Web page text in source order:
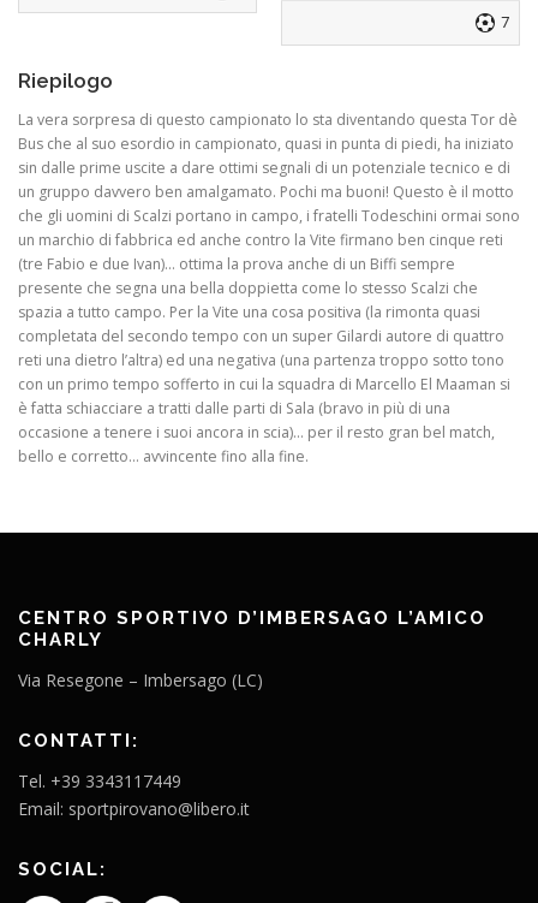
7
Riepilogo
La vera sorpresa di questo campionato lo sta diventando questa Tor dè
Bus che al suo esordio in campionato, quasi in punta di piedi, ha iniziato
sin dalle prime uscite a dare ottimi segnali di un potenziale tecnico e di
un gruppo davvero ben amalgamato. Pochi ma buoni! Questo è il motto
che gli uomini di Scalzi portano in campo, i fratelli Todeschini ormai sono
un marchio di fabbrica ed anche contro la Vite firmano ben cinque reti
(tre Fabio e due Ivan)… ottima la prova anche di un Biffi sempre
presente che segna una bella doppietta come lo stesso Scalzi che
spazia a tutto campo. Per la Vite una cosa positiva (la rimonta quasi
completata del secondo tempo con un super Gilardi autore di quattro
reti una dietro l’altra) ed una negativa (una partenza troppo sotto tono
con un primo tempo sofferto in cui la squadra di Marcello El Maaman si
è fatta schiacciare a tratti dalle parti di Sala (bravo in più di una
occasione a tenere i suoi ancora in scia)… per il resto gran bel match,
bello e corretto… avvincente fino alla fine.
CENTRO SPORTIVO D’IMBERSAGO L’AMICO
CHARLY
Via Resegone – Imbersago (LC)
CONTATTI:
Tel. +39 3343117449
Email: sportpirovano@libero.it
SOCIAL: